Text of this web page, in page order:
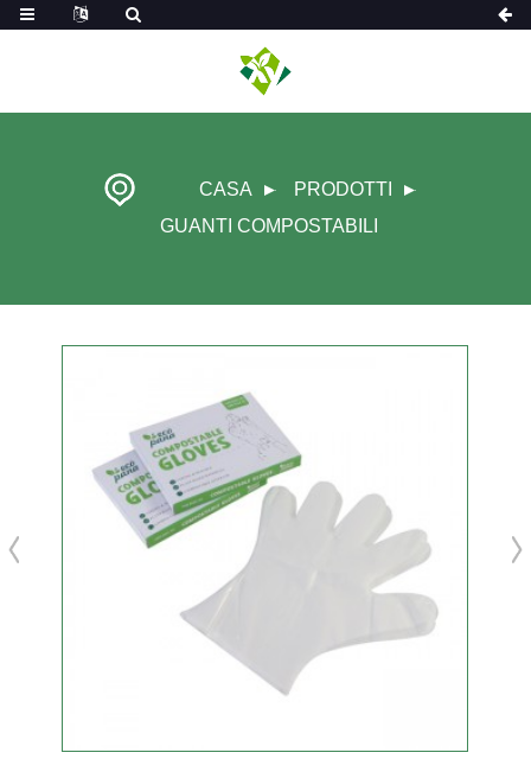
CASA
PRODOTTI
GUANTI COMPOSTABILI